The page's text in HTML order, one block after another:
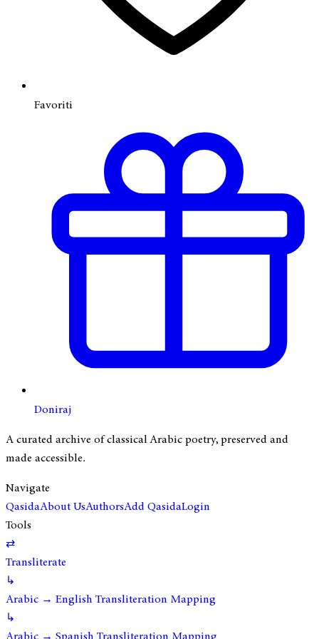
Favoriti
Doniraj
A curated archive of classical Arabic poetry, preserved and
made accessible.
Navigate
QasidaAbout UsAuthorsAdd QasidaLogin
Tools
⇄
Transliterate
↳
Arabic → English Transliteration Mapping
↳